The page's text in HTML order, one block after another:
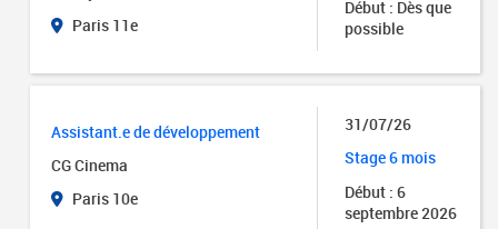
Paris 11e
Début : Dès que
possible
Assistant.e de développement
CG Cinema
Paris 10e
31/07/26
Stage 6 mois
Début : 6
septembre 2026